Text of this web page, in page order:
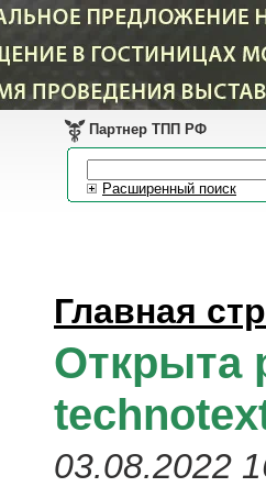
Партнер ТПП РФ
Расширенный поиск
Главная
Открыта
03.08.2022